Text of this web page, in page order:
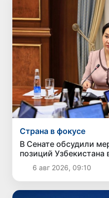
Страна в фокусе
В Сенате обсудили
позиций
рейтингах и индексах
6 авг 2026, 09:10